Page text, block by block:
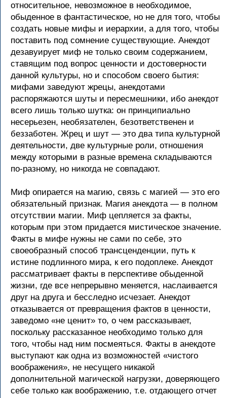
относительное, невозможное в необходимое,
обыденное в фантастическое, но не для того, чтобы
создать новые мифы и иерархии, а для того, чтобы
поставить под сомнение существующие. Анекдот
дезавуирует миф не только своим содержанием,
ставящим под вопрос ценности и достоверности
данной культуры, но и способом своего бытия:
мифами заведуют жрецы, анекдотами
распоряжаются шуты и пересмешники, ибо анекдот
всего лишь только шутка: он принципиально
несерьезен, необязателен, безответственен и
беззаботен. Жрец и шут — это два типа культурной
деятельности, две культурные роли, отношения
между которыми в разные времена складываются
по-разному, но никогда не совпадают.
Миф опирается на магию, связь с магией — это его
обязательный признак. Магия анекдота — в полном
отсутствии магии. Миф цепляется за факты,
которым при этом придается мистическое значение.
Факты в мифе нужны не сами по себе, это
своеобразный способ трансценденции, путь к
истине подлинного мира, к его подоплеке. Анекдот
рассматривает факты в перспективе обыденной
жизни, где все непрерывно меняется, наслаивается
друг на друга и бесследно исчезает. Анекдот
отказывается от превращения фактов в ценности,
заведомо «не ценит» то, о чем рассказывает,
поскольку рассказанное необходимо только для
того, чтобы над ним посмеяться. Факты в анекдоте
выступают как одна из возможностей «чистого
воображения», не несущего никакой
дополнительной магической нагрузки, доверяющего
себе только как воображению, т.е. отдающего отчет